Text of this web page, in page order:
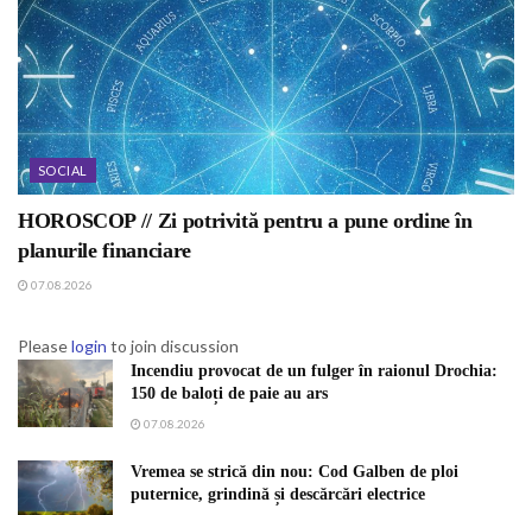
SOCIAL
HOROSCOP // Zi potrivită pentru a pune ordine în
planurile financiare
07.08.2026
Pleaselogin to join discussion
Incendiu provocat de un fulger în raionul Drochia:
150 de baloți de paie au ars
07.08.2026
Vremea se strică din nou: Cod Galben de ploi
puternice, grindină și descărcări electrice